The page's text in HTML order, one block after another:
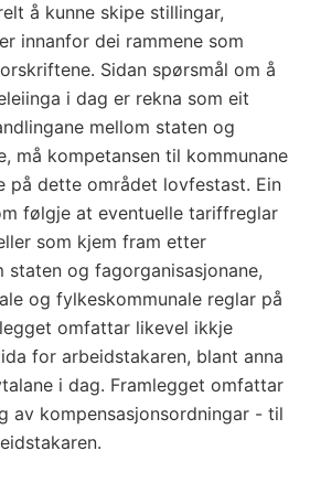
å kunne skipe stillingar,
innanfor dei rammene som
Sidan spørsmål om å
i dag er rekna som eit
mellom staten og
må kompetansen til kommunane
på dette området lovfestast. Ein
følgje at eventuelle tariffreglar
som kjem fram etter
staten og fagorganisasjonane,
og fylkeskommunale reglar på
omfattar likevel ikkje
for arbeidstakaren, blant anna
i dag. Framlegget omfattar
av kompensasjonsordningar - til